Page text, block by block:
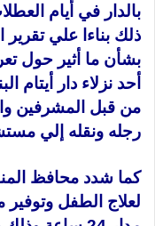
بالدار في أيام
ذلك بناءا علي تقرير
بشأن ما أثير حول
أحد نزلاء دار أيتام
من قبل المشرفين
رجله ونقله إلي
كما شدد محافظ
لعلاج الطفل